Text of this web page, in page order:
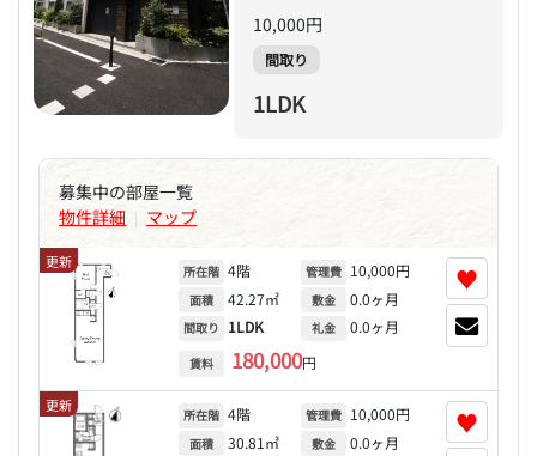
10,000円
間取り
1LDK
募集中の部屋一覧
物件詳細 | マップ
更新
所在階 4階
面積 42.27㎡
間取り 1LDK
賃料 180,000円
管理費 10,000円
敷金 0.0ヶ月
礼金 0.0ヶ月
♥
更新
所在階 4階
面積 30.81㎡
管理費 10,000円
敷金 0.0ヶ月
♥